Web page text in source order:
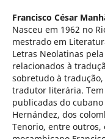
Francisco César
Nasceu em 1962 no
mestrado em
Letras Neolatinas
relacionados à
sobretudo à
tradutor literária.
publicadas do
Hernández, dos
Tenorio, entre outros,